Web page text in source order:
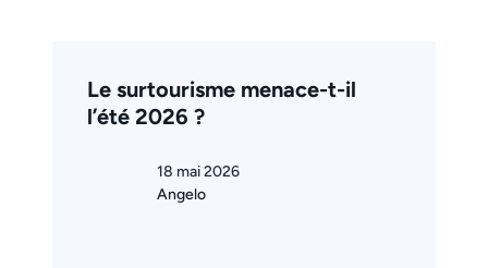
Le surtourisme menace-t-il
l’été 2026 ?
18 mai 2026
Angelo